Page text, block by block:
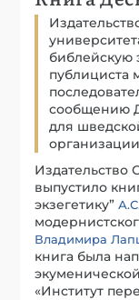
библейскую
публициста
сообщению
для
Издательство
выпустило
экзегетику”
Владимира
книга была
«Институт